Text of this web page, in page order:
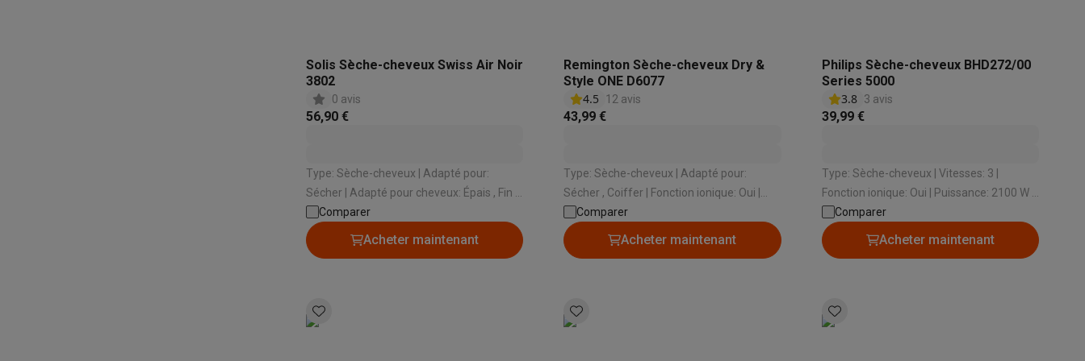
Solis Sèche-cheveux Swiss Air Noir
3802
0 avis
56,90 €
Type: Sèche-cheveux | Adapté pour:
Sécher | Adapté pour cheveux: Épais , Fin |
Vitesses: 2 | Fonction ionique: Oui
Comparer
Acheter maintenant
Remington Sèche-cheveux Dry &
Style ONE D6077
4.5
12 avis
43,99 €
Type: Sèche-cheveux | Adapté pour:
Sécher , Coiffer | Fonction ionique: Oui |
Puissance: 2000 W | Températures: 8
Comparer
Acheter maintenant
Philips Sèche-cheveux BHD272/00
Series 5000
3.8 3 avis
39,99 €
Type: Sèche-cheveux | Vitesses: 3 |
Fonction ionique: Oui | Puissance: 2100 W |
Températures: 3
Comparer
Acheter maintenant